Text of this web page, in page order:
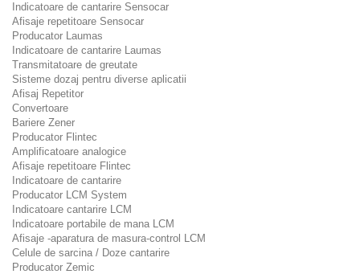
Indicatoare de cantarire Sensocar
Afisaje repetitoare Sensocar
Producator Laumas
Indicatoare de cantarire Laumas
Transmitatoare de greutate
Sisteme dozaj pentru diverse aplicatii
Afisaj Repetitor
Convertoare
Bariere Zener
Producator Flintec
Amplificatoare analogice
Afisaje repetitoare Flintec
Indicatoare de cantarire
Producator LCM System
Indicatoare cantarire LCM
Indicatoare portabile de mana LCM
Afisaje -aparatura de masura-control LCM
Celule de sarcina / Doze cantarire
Producator Zemic